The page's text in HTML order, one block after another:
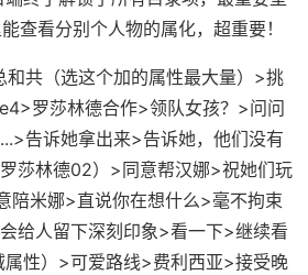
查看分别个人物的属化，超重要！
共（选这个加的属性最大量）>挑
>罗莎林德合作>领队女孩？>问问
告诉她拿出来>告诉她，他们没有
莎林德02）>同意帮汉娜>祝她们玩
陪米娜>直说你在想什么>毫不拘束
给人留下深刻印象>看一下>继续看
属性）>可爱路线>费利西亚>接受晚